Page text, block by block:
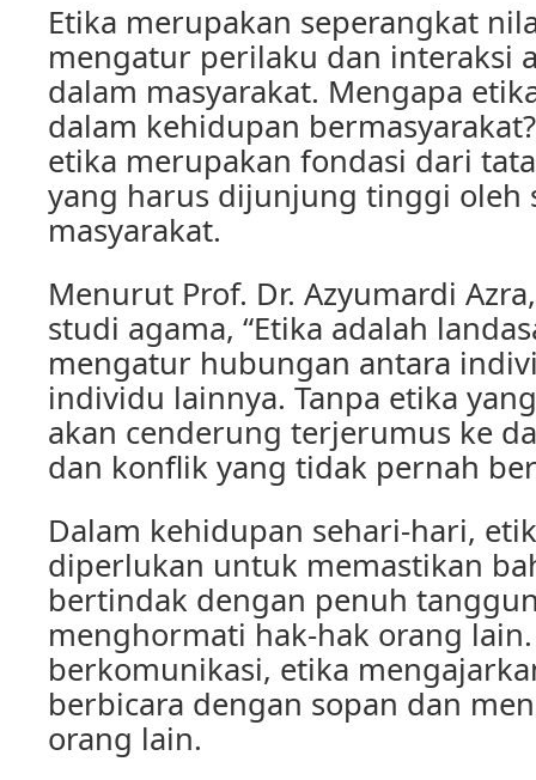
Etika merupakan seperangkat
mengatur perilaku dan interaksi
dalam masyarakat. Mengapa
dalam kehidupan
etika merupakan fondasi dari
yang harus dijunjung tinggi oleh
masyarakat.
Menurut Prof. Dr. Azyumardi
studi agama, “Etika adalah
mengatur hubungan antara
individu lainnya. Tanpa etika
akan cenderung terjerumus ke
dan konflik yang tidak pernah
Dalam kehidupan sehari-hari,
diperlukan untuk memastikan
bertindak dengan penuh
menghormati hak-hak orang
berkomunikasi, etika
berbicara dengan sopan dan
orang lain.